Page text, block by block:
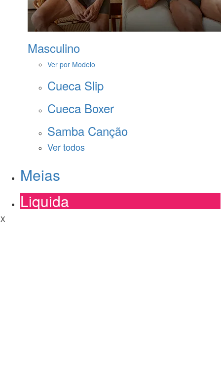
Masculino
Ver por Modelo
Cueca Slip
Cueca Boxer
Samba Canção
Ver todos
Meias
Liquida
X